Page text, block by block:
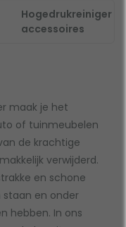
Hogedrukreiniger
accessoires
maak je het
of tuinmeubelen
de krachtige
verwijderd.
en schone
en onder
hebben. In ons